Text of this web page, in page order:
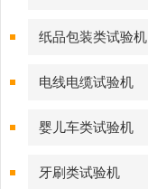
纸品包装类试验机
电线电缆试验机
婴儿车类试验机
牙刷类试验机